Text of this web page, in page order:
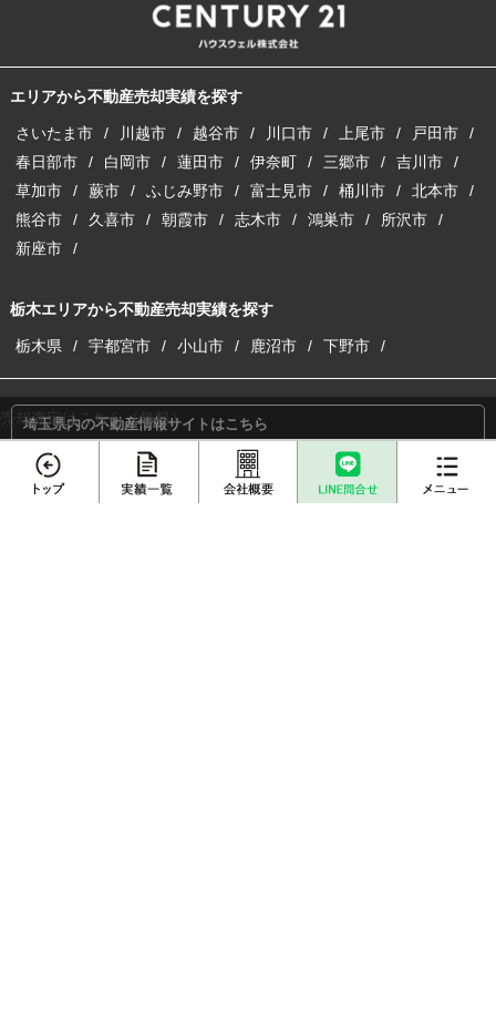
エリアから不動産売却実績を探す
さいたま市 川越市 越谷市 川口市 上尾市
戸田市
春日部市
白岡市 蓮田市 伊奈町 三郷市
吉川市
草加市
蕨市 ふじみ野市 富士見市 桶川市
北本市
熊谷市
久喜市 朝霞市 志木市 鴻巣市
所沢市
新座市
栃木エリアから不動産売却実績を探す
栃木県 宇都宮市 小山市 鹿沼市 下野市
埼玉県内の不動産情報サイトはこちら
埼玉の注文建築サイトはこちら
売却査定はこちら（無料）